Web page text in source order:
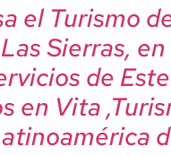
el Turismo
Sierras,
de
en Vita